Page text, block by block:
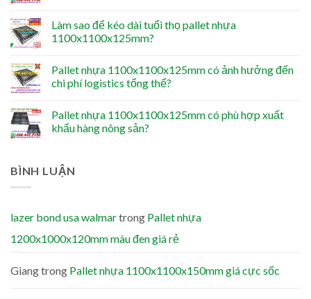
Làm sao để kéo dài tuổi thọ pallet nhựa
1100x1100x125mm?
Pallet nhựa 1100x1100x125mm có ảnh hưởng đến
chi phí logistics tổng thể?
Pallet nhựa 1100x1100x125mm có phù hợp xuất
khẩu hàng nông sản?
BÌNH LUẬN
lazer bond usa walmartrong Pallet nhựa
1200x1000x120mm màu đen giá rẻ
Giangtrong Pallet nhựa 1100x1100x150mm giá cực sốc